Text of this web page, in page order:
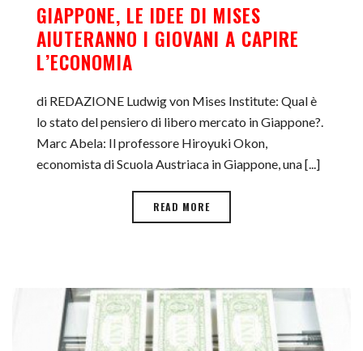
GIAPPONE, LE IDEE DI MISES
AIUTERANNO I GIOVANI A CAPIRE
L’ECONOMIA
di REDAZIONE Ludwig von Mises Institute: Qual è
lo stato del pensiero di libero mercato in Giappone?.
Marc Abela: Il professore Hiroyuki Okon,
economista di Scuola Austriaca in Giappone, una [...]
READ MORE